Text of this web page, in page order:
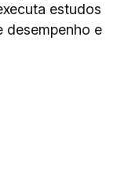
estudos
desempenho e